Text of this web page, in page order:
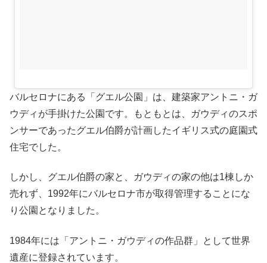
バルセロナにある「グエル公園」は、建築家アントニ・ガ
ウディが手掛けた公園です。もともとは、ガウディのスポ
ンサーであったグエル伯爵が計画したイギリス式の庭園式
住宅でした。
しかし、グエル伯爵の家と、ガウディの家の他は1棟しか
売れず、1992年にバルセロナ市が取得管理することにな
り公園となりました。
1984年には「アントニ・ガウディの作品群」として世界
遺産に登録されています。